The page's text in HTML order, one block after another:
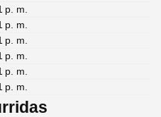
p. m.
p. m.
p. m.
p. m.
p. m.
p. m.